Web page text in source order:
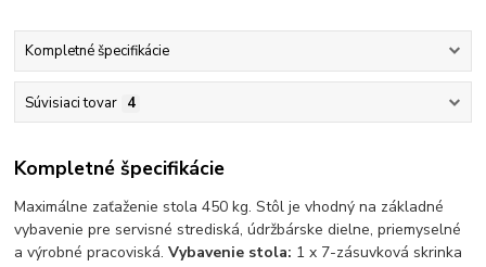
Kompletné špecifikácie
Súvisiaci tovar 4
Kompletné špecifikácie
Maximálne zaťaženie stola 450 kg. Stôl je vhodný na základné
vybavenie pre servisné strediská, údržbárske dielne, priemyselné
a výrobné pracoviská.Vybavenie stola: 1 x 7-zásuvková skrinka